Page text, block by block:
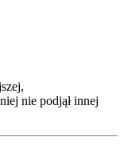
nie podjął innej